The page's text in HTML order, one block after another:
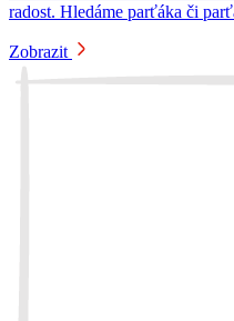
radost. Hledáme parťáka či
Zobrazit